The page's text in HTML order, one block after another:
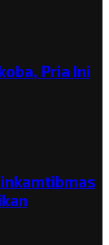
Pria Ini